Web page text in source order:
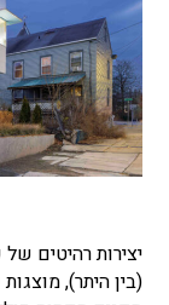
יצירות רהיטים של
(בין היתר),